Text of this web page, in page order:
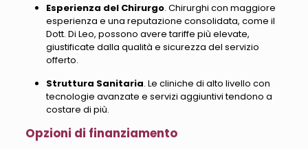
Esperienza del Chirurgo. Chirurghi con maggiore
esperienza e una reputazione consolidata, come il
Dott. Di Leo, possono avere tariffe più elevate,
giustificate dalla qualità e sicurezza del servizio
offerto.
Struttura Sanitaria. Le cliniche di alto livello con
tecnologie avanzate e servizi aggiuntivi tendono a
costare di più.
Opzioni di finanziamento